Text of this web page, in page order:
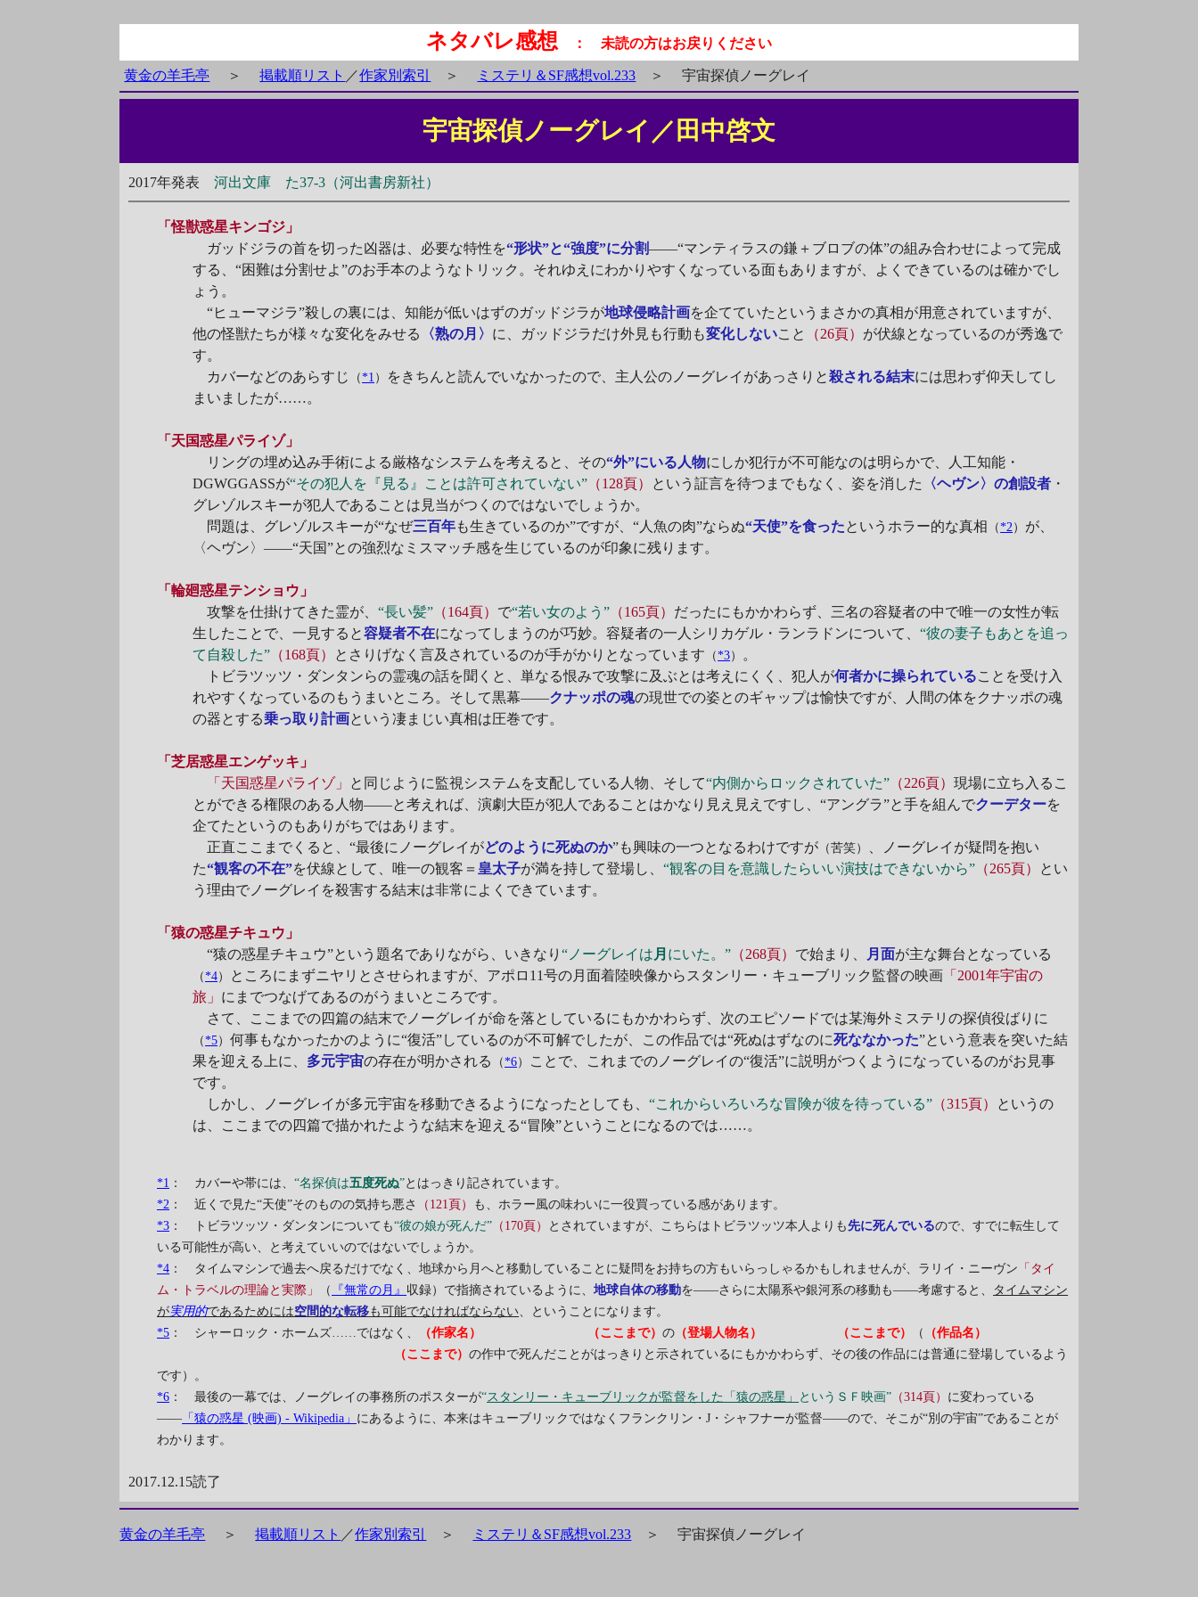
ネタバレ感想 ： 未読の方はお戻りください
黄金の羊毛亭 ＞ 掲載順リスト ／作家別索引 ＞ ミステリ＆SF感想vol.233 ＞ 宇宙探偵ノーグレイ
宇宙探偵ノーグレイ／田中啓文
2017年発表河出文庫 た37-3（河出書房新社）
「怪獣惑星キンゴジ」
ガッドジラの首を切った凶器は、必要な特性を“形状”と“強度”に分割――“マンティラスの鎌＋ブロブの体”の組み合わせによって完成
する、“困難は分割せよ”のお手本のようなトリック。それゆえにわかりやすくなっている面もありますが、よくできているのは確かでし
ょう。
“ヒューマジラ”殺しの裏には、知能が低いはずのガッドジラが地球侵略計画を企てていたというまさかの真相が用意されていますが、
他の怪獣たちが様々な変化をみせる
〈熟の月〉 に、ガッドジラだけ外見も行動も変化しないこと （26頁） が伏線となっているのが秀逸で
す。
カバーなどのあらすじ
（*1 ） をきちんと読んでいなかったので、主人公のノーグレイがあっさりと殺される結末には思わず仰天してし
まいましたが……。
「天国惑星パライゾ」
リングの埋め込み手術による厳格なシステムを考えると、その“外”にいる人物にしか犯行が不可能なのは明らかで、人工知能・
DGWGGASSが“その犯人を『見る』ことは許可されていない” （128頁） という証言を待つまでもなく、姿を消した 〈ヘヴン〉の創設者 ・
グレゾルスキーが犯人であることは見当がつくのではないでしょうか。
問題は、グレゾルスキーが“なぜ三百年も生きているのか”ですが、“人魚の肉”ならぬ“天使”を食ったというホラー的な真相 （*2） が、
〈ヘヴン〉――“天国”との強烈なミスマッチ感を生じているのが印象に残ります。
「輪廻惑星テンショウ」
攻撃を仕掛けてきた霊が、“長い髪” （164頁） で“若い女のよう” （165頁） だったにもかかわらず、三名の容疑者の中で唯一の女性が転
生したことで、一見すると容疑者不在になってしまうのが巧妙。容疑者の一人シリカゲル・ランラドンについて、“彼の妻子もあとを追っ
て自殺した” （168頁） とさりげなく言及されているのが手がかりとなっています （*3）
。
トビラツッツ・ダンタンらの霊魂の話を聞くと、単なる恨みで攻撃に及ぶとは考えにくく、犯人が何者かに操られていることを受け入
れやすくなっているのもうまいところ。そして黒幕――クナッポの魂の現世での姿とのギャップは愉快ですが、人間の体をクナッポの魂
の器とする乗っ取り計画という凄まじい真相は圧巻です。
「芝居惑星エンゲッキ」
「天国惑星パライゾ」
と同じように監視システムを支配している人物、そして“内側からロックされていた” （226頁）現場に立ち入るこ
とができる権限のある人物――と考えれば、演劇大臣が犯人であることはかなり見え見えですし、“アングラ”と手を組んでクーデターを
企てたというのもありがちではあります。
正直ここまでくると、“最後にノーグレイがどのように死ぬのか”も興味の一つとなるわけですが （苦笑）
、ノーグレイが疑問を抱い
た“観客の不在”を伏線として、唯一の観客＝ 皇太子が満を持して登場し、“観客の目を意識したらいい演技はできないから” （265頁）
とい
う理由でノーグレイを殺害する結末は非常によくできています。
「猿の惑星チキュウ」
“猿の惑星チキュウ”という題名でありながら、いきなり“ノーグレイは 月 にいた。” （268頁） で始まり、 月面が主な舞台となっている
（*4） ところにまずニヤリとさせられますが、アポロ11号の月面着陸映像からスタンリー・キューブリック監督の映画 「2001年宇宙の
旅」 にまでつなげてあるのがうまいところです。
さて、ここまでの四篇の結末でノーグレイが命を落としているにもかかわらず、次のエピソードでは某海外ミステリの探偵役ばりに
（*5）何事もなかったかのように“復活”しているのが不可解でしたが、この作品では“死ぬはずなのに死ななかった”という意表を突いた結
果を迎える上に、 多元宇宙の存在が明かされる （*6）
ことで、これまでのノーグレイの“復活”に説明がつくようになっているのがお見事
です。
しかし、ノーグレイが多元宇宙を移動できるようになったとしても、“これからいろいろな冒険が彼を待っている” （315頁）
というの
は、ここまでの四篇で描かれたような結末を迎える“冒険”ということになるのでは……。
*1 ： カバーや帯には、“名探偵は五度死ぬ”とはっきり記されています。
*2 ： 近くで見た“天使”そのものの気持ち悪さ （121頁）
も、ホラー風の味わいに一役買っている感があります。
*3 ： トビラツッツ・ダンタンについても“彼の娘が死んだ” （170頁） とされていますが、こちらはトビラツッツ本人よりも先に死んでいるので、すでに転生して
いる可能性が高い、と考えていいのではないでしょうか。
*4 ： タイムマシンで過去へ戻るだけでなく、地球から月へと移動していることに疑問をお持ちの方もいらっしゃるかもしれませんが、ラリイ・ニーヴン 「タイ
ム・トラベルの理論と実際」
（ 『無常の月』 収録）で指摘されているように、地球自体の移動を――さらに太陽系や銀河系の移動も――考慮すると、
タイムマシン
が実用的であるためには空間的な転移も可能でなければならない 、ということになります。
*5 ： シャーロック・ホームズ……ではなく、 （作家名） （ここまで）の （登場人物名） （ここまで） （ （作品名）
（ここまで）の作中で死んだことがはっきりと示されているにもかかわらず、その後の作品には普通に登場しているよう
です）。
*6 ： 最後の一幕では、ノーグレイの事務所のポスターが“スタンリー・キューブリックが監督をした「猿の惑星」 というＳＦ映画” （314頁） に変わっている
―― 「猿の惑星 (映画) - Wikipedia」 にあるように、本来はキューブリックではなくフランクリン・J・シャフナーが監督――ので、そこが“別の宇宙”であることが
わかります。
2017.12.15読了
黄金の羊毛亭 ＞ 掲載順リスト ／作家別索引 ＞ ミステリ＆SF感想vol.233 ＞ 宇宙探偵ノーグレイ